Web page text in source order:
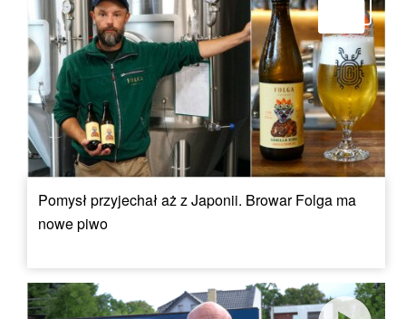
Pomysł przyjechał aż z Japonii. Browar Folga ma
nowe piwo